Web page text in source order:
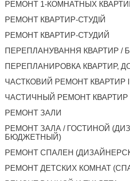
РЕМОНТ 1-КОМНАТНЫХ
РЕМОНТ КВАРТИР-СТУДІЙ
РЕМОНТ КВАРТИР-СТУДИЙ
ПЕРЕПЛАНУВАННЯ КВАРТИР /
ПЕРЕПЛАНИРОВКА КВАРТИР,
ЧАСТКОВИЙ РЕМОНТ КВАРТИР І
ЧАСТИЧНЫЙ РЕМОНТ
РЕМОНТ ЗАЛИ
РЕМОНТ ЗАЛА / ГОСТИНОЙ
БЮДЖЕТНЫЙ)
РЕМОНТ СПАЛЕН
РЕМОНТ ДЕТСКИХ КОМНАТ